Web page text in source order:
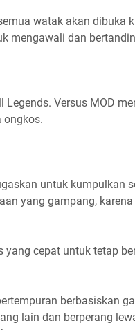
watak akan dibuka
mengawali dan
Versus MOD
ongkos.
untuk kumpulkan
yang gampang,
yang cepat untuk tetap
berbasiskan
lain dan berperang